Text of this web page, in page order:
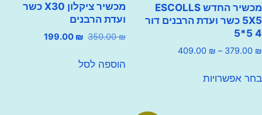
מכשיר החדש ESCOLLS
5X5 כשר ועדת הרבנים דור
–
409.00 ₪
טווח
אפשרויותזה
מכשיר ציקלון X30 כשר
ועדת הרבנים
350.00המחיר
היה:
199.00₪
המחיר
הוספה לסל